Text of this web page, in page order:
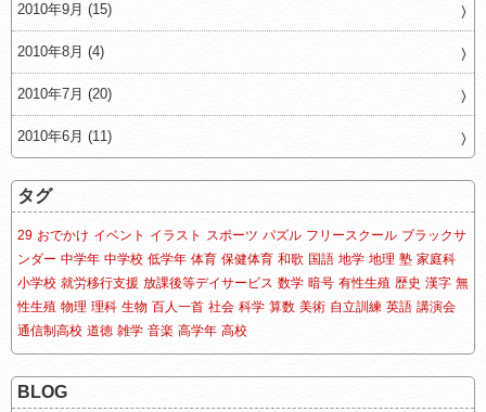
2010年9月 (15)
2010年8月 (4)
2010年7月 (20)
2010年6月 (11)
タグ
29 おでかけ イベント イラスト スポーツ パズル フリースクール ブラックサ
ンダー 中学年 中学校 低学年 体育 保健体育 和歌 国語 地学 地理 塾 家庭科
小学校 就労移行支援 放課後等デイサービス 数学 暗号 有性生殖 歴史 漢字 無
性生殖 物理 理科 生物 百人一首 社会 科学 算数 美術 自立訓練 英語 講演会
通信制高校 道徳 雑学 音楽 高学年 高校
BLOG